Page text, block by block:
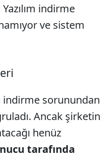
Yazılım indirme
ve sistem
Sesi Aç
indirme sorunundan
Ancak şirketin
henüz
tarafında